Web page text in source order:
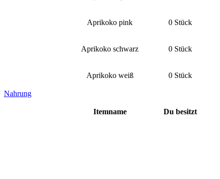
Aprikoko pink 0 Stück
Aprikoko schwarz 0 Stück
Aprikoko weiß 0 Stück
Nahrung
Itemname Du besitzt